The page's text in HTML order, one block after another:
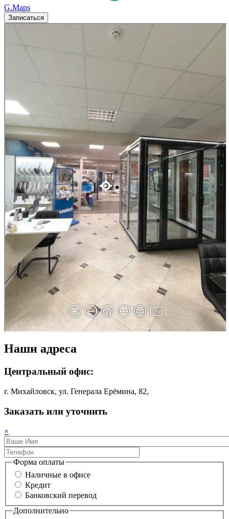
G.Maps
Записаться
Наши адреса
Центральный офис:
г. Михайловск, ул. Генерала Ерёмина, 82,
Заказать или уточнить
×
Форма оплаты
Наличные в офисе
Кредит
Банковский перевод
Дополнительно